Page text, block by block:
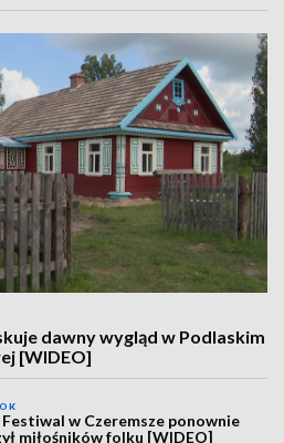
dawny wygląd w Podlaskim
[WIDEO]
w Czeremsze ponownie
miłośników folku [WIDEO]